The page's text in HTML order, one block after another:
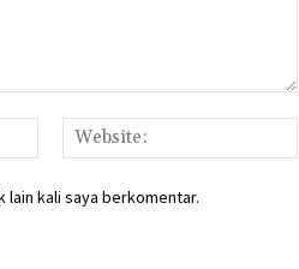
Email:*
lain kali saya berkomentar.